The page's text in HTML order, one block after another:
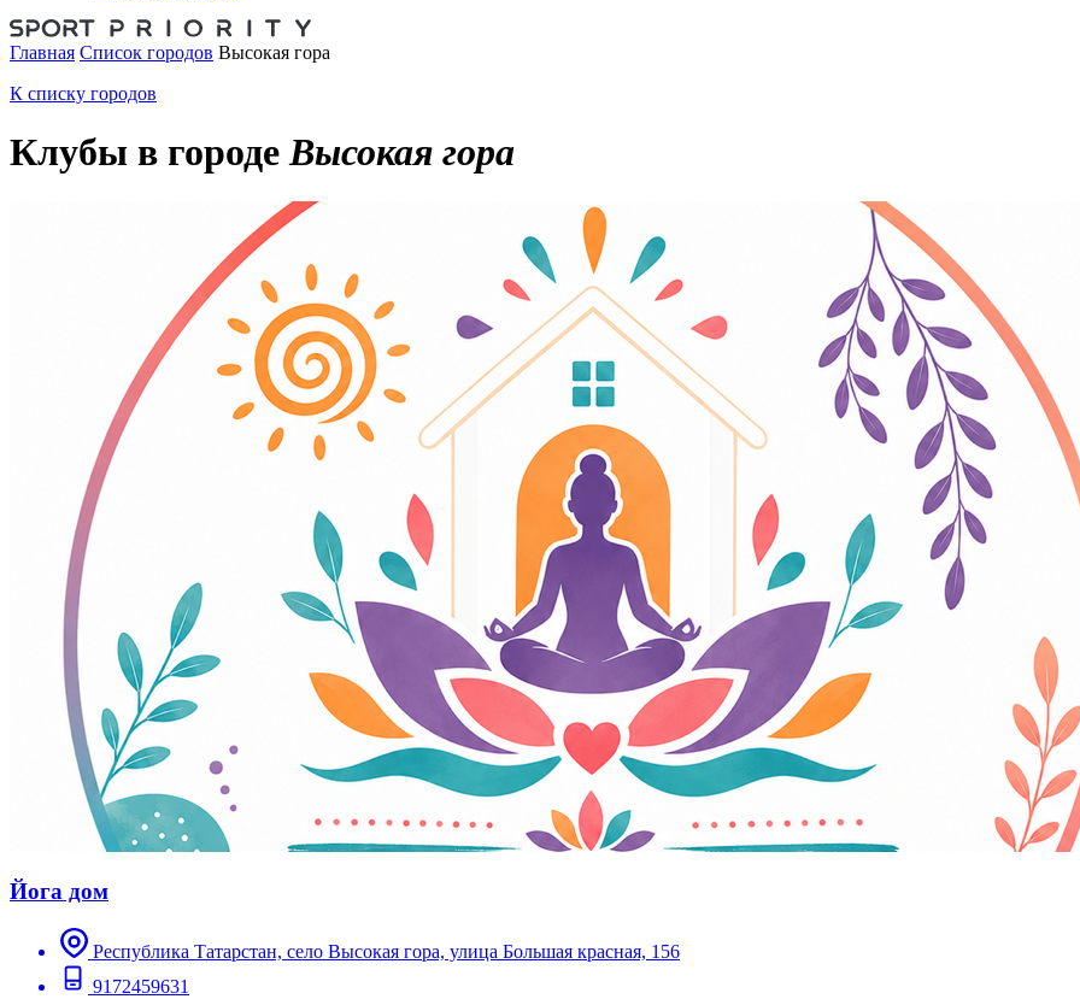
Главная Список городов Высокая гора
К списку городов
Клубы в городе Высокая гора
Йога дом
Республика Татарстан, село Высокая гора, улица Большая красная, 156
9172459631